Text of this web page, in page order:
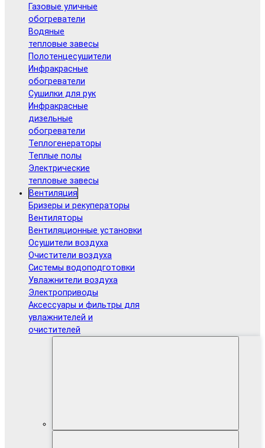
Газовые уличные
обогреватели
Водяные
тепловые завесы
Полотенцесушители
Инфракрасные
обогреватели
Сушилки для рук
Инфракрасные
дизельные
обогреватели
Теплогенераторы
Теплые полы
Электрические
тепловые завесы
Вентиляция
Бризеры и рекуператоры
Вентиляторы
Вентиляционные установки
Осушители воздуха
Очистители воздуха
Системы водоподготовки
Увлажнители воздуха
Электроприводы
Аксессуары и фильтры для
увлажнителей и
очистителей